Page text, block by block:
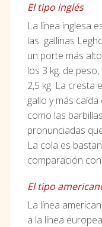
El tipo inglés
La línea inglesa
las gallinas
un porte más
los 3 kg. de
2,5 kg. La cresta
gallo y más
como las
pronunciadas
La cola es
comparación
El tipo
La línea
a la línea